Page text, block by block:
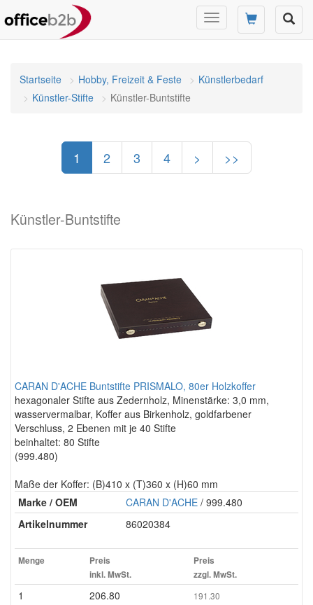
Navigation
umschalten
Startseite Hobby, Freizeit & Feste
Künstlerbedarf
Künstler-Stifte
Künstler-Buntstifte
1 2 3 4 > >>
Künstler-Buntstifte
CARAN D'ACHE Buntstifte PRISMALO, 80er Holzkoffer
hexagonaler Stifte aus Zedernholz, Minenstärke: 3,0 mm,
wasservermalbar, Koffer aus Birkenholz, goldfarbener
Verschluss, 2 Ebenen mit je 40 Stifte
beinhaltet: 80 Stifte
(999.480)
Maße der Koffer: (B)410 x (T)360 x (H)60 mm
Marke / OEM
CARAN D'ACHE / 999.480
Artikelnummer
86020384
Menge
Preis
inkl. MwSt.
Preis
zzgl. MwSt.
1 206.80 191.30